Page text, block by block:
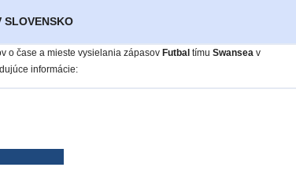
SLOVENSKO
o čase a mieste vysielania zápasov Futbal tímu Swanseav
informácie: